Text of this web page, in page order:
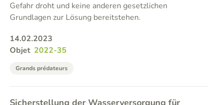
Gefahr droht und keine anderen gesetzlichen
Grundlagen zur Lösung bereitstehen.
14.02.2023
Objet 2022-35
Grands prédateurs
Sicherstellung der Wasserversorgung für